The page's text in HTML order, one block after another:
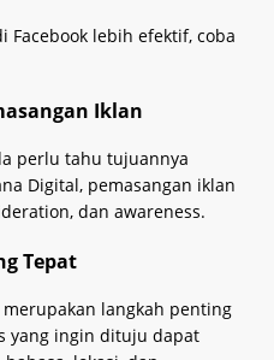
Facebook lebih efektif, coba
Iklan
perlu tahu tujuannya
Digital, pemasangan iklan
dan awareness.
Tepat
langkah penting
yang ingin dituju dapat